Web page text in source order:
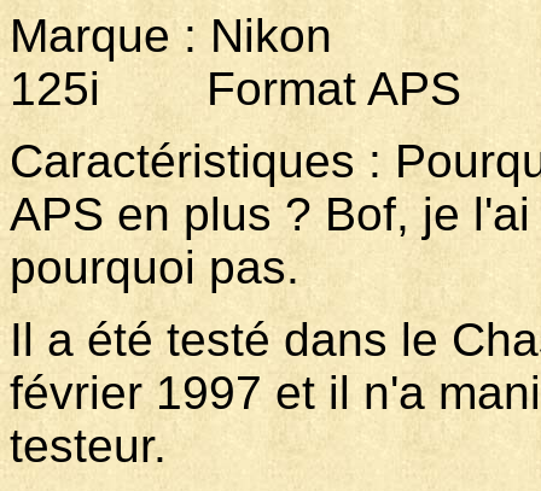
Marque :
125i Format APS
Caractéristiques :
APS en plus ? Bof, je
pourquoi pas.
Il a été testé dans le
février 1997 et il n'a
testeur.